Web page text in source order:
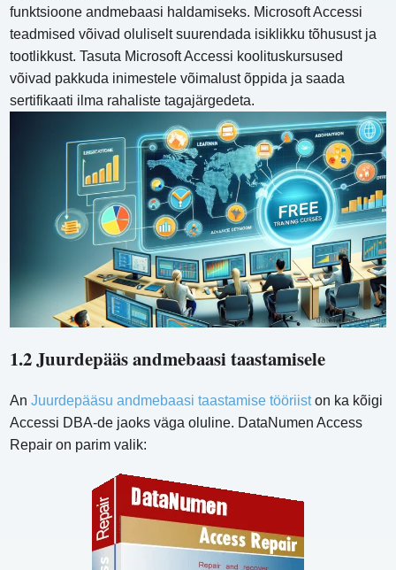
funktsioone andmebaasi haldamiseks. Microsoft Accessi
teadmised võivad oluliselt suurendada isiklikku tõhusust ja
tootlikkust. Tasuta Microsoft Accessi koolituskursused
võivad pakkuda inimestele võimalust õppida ja saada
sertifikaati ilma rahaliste tagajärgedeta.
1.2 Juurdepääs andmebaasi taastamisele
AnJuurdepääsu andmebaasi taastamise tööriiston ka kõigi
Accessi DBA-de jaoks väga oluline. DataNumen Access
Repair on parim valik: